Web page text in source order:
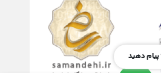
پیام دهید